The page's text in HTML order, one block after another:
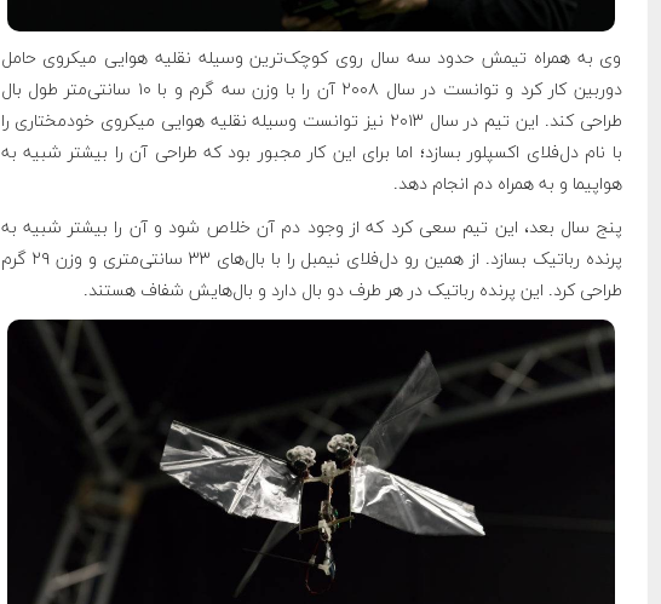
وی به همراه تیمش حدود سه سال روی کوچک‌ترین وسیله نقلیه هوایی میکروی حامل
دوربین کار کرد و توانست در سال ۲۰۰۸ آن را با وزن سه گرم و با ۱۰ سانتی‌متر طول بال
طراحی کند. این تیم در سال ۲۰۱۳ نیز توانست وسیله نقلیه هوایی میکروی خودمختاری را
با نام دل‌فلای اکسپلور بسازد؛ اما برای این کار مجبور بود که طراحی آن را بیشتر شبیه به
هواپیما و به همراه دم انجام دهد.
پنج سال بعد، این تیم سعی کرد که از وجود دم آن خلاص شود و آن را بیشتر شبیه به
پرنده رباتیک بسازد. از همین رو دل‌فلای نیمبل را با بال‌های ۳۳ سانتی‌متری و وزن ۲۹ گرم
طراحی کرد. این پرنده رباتیک در هر طرف دو بال دارد و بال‌هایش شفاف هستند.